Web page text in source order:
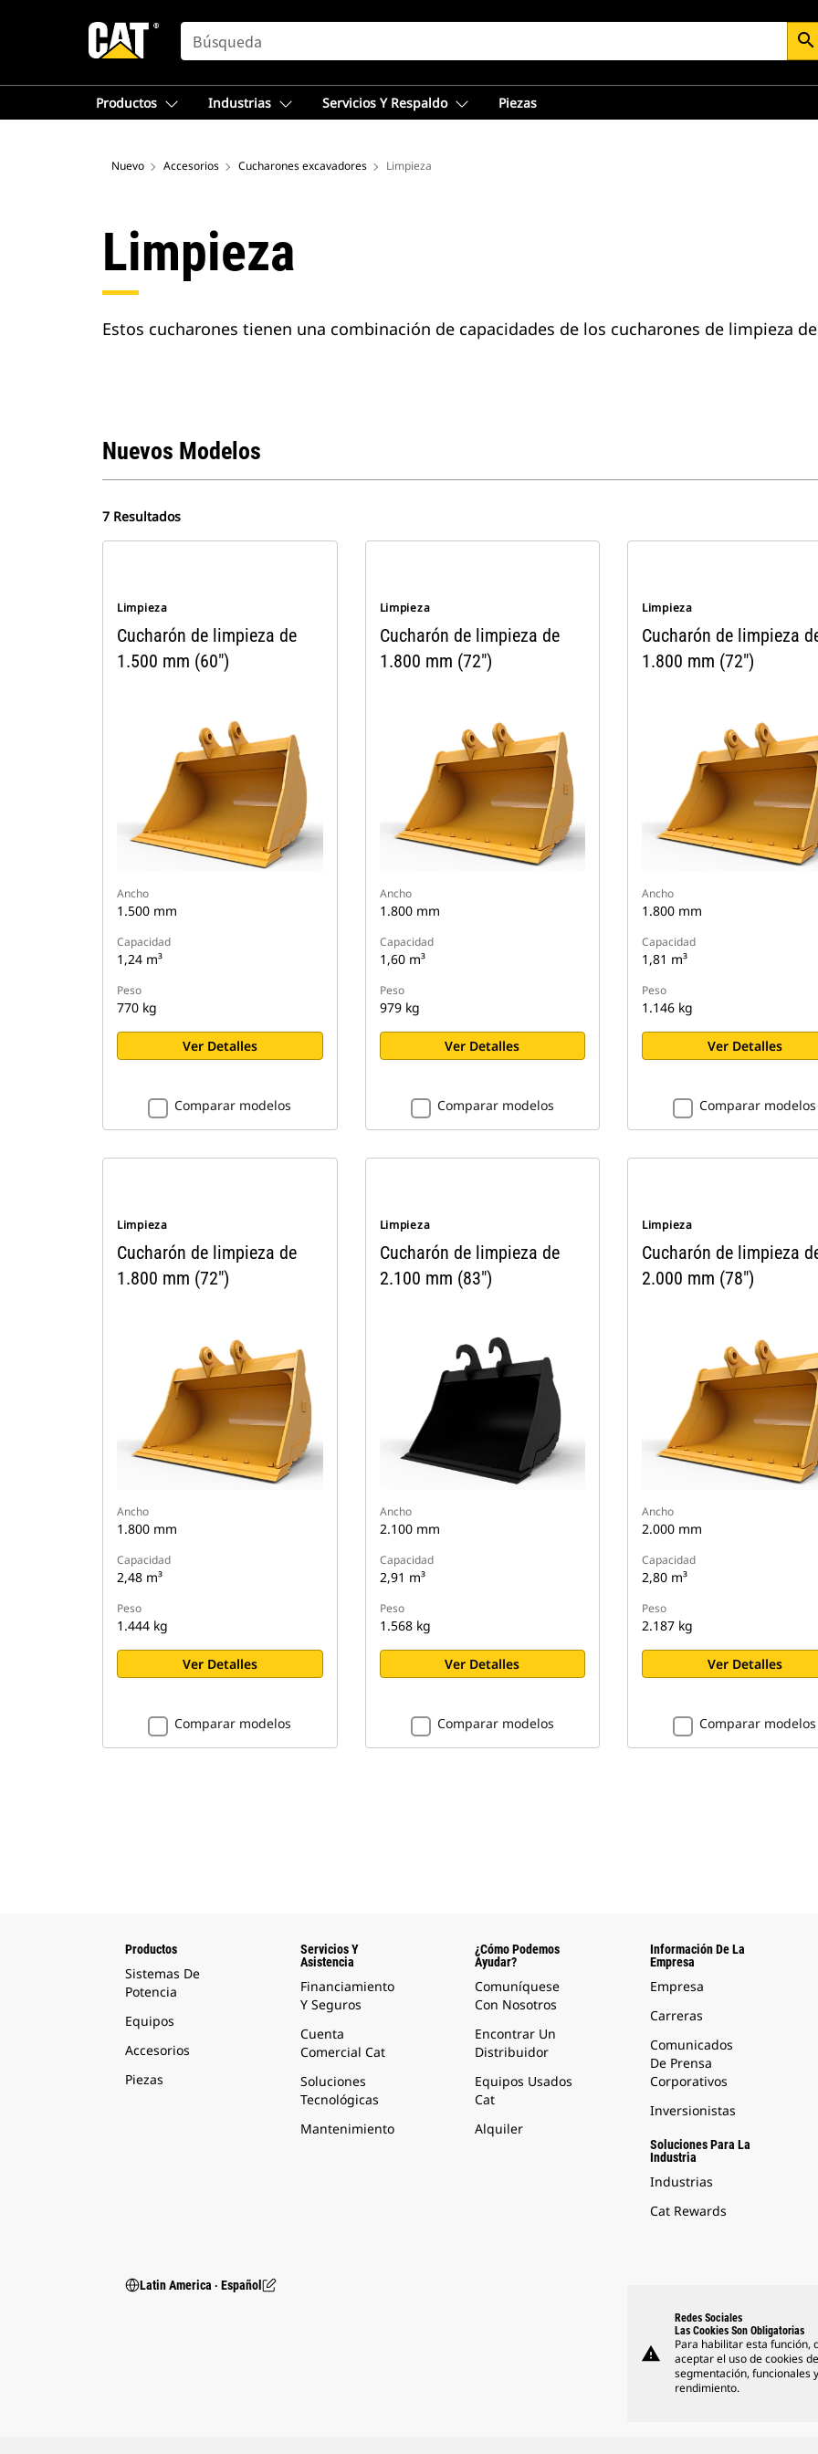
SEARCH search
Productos Industrias Servicios Y Respaldo Piezas
Nuevo Accesorios Cucharones excavadores Limpieza
Limpieza
Estos cucharones tienen una combinación de capacidades de los cucharones de limpieza
Nuevos Modelos
7 Resultados
Limpieza
Cucharón de limpieza de
1.500 mm (60")
Ancho
1.500 mm
Capacidad
1,24 m³
Peso
770 kg
Ver Detalles
Comparar modelos
Limpieza
Cucharón de limpieza de
1.800 mm (72")
Ancho
1.800 mm
Capacidad
1,60 m³
Peso
979 kg
Ver Detalles
Comparar modelos
Limpieza
Cucharón de limpieza
1.800 mm (72")
Ancho
1.800 mm
Capacidad
1,81 m³
Peso
1.146 kg
Ver Detalles
Comparar modelos
Limpieza
Cucharón de limpieza de
1.800 mm (72")
Ancho
1.800 mm
Capacidad
2,48 m³
Peso
1.444 kg
Ver Detalles
Comparar modelos
Limpieza
Cucharón de limpieza de
2.100 mm (83")
Ancho
2.100 mm
Capacidad
2,91 m³
Peso
1.568 kg
Ver Detalles
Comparar modelos
Limpieza
Cucharón de limpieza
2.000 mm (78")
Ancho
2.000 mm
Capacidad
2,80 m³
Peso
2.187 kg
Ver Detalles
Comparar modelos
Productos
Sistemas De
Potencia
Equipos
Accesorios
Piezas
Servicios Y
Asistencia
Financiamiento
Y Seguros
Cuenta
Comercial Cat
Soluciones
Tecnológicas
Mantenimiento
¿Cómo Podemos
Ayudar?
Comuníquese
Con Nosotros
Encontrar Un
Distribuidor
Equipos Usados
Cat
Alquiler
Información De La
Empresa
Empresa
Carreras
Comunicados
De Prensa
Corporativos
Inversionistas
Soluciones Para La
Industria
Industrias
Cat Rewards
Latin America ‧ Español
warning
Redes Sociales
Las Cookies Son Obligatorias
Para habilitar esta función,
aceptar el uso de cookies de
segmentación, funcionales
rendimiento.